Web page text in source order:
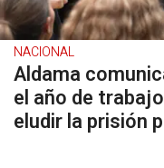
NACIONAL
Aldama
el año de
eludir la prisión